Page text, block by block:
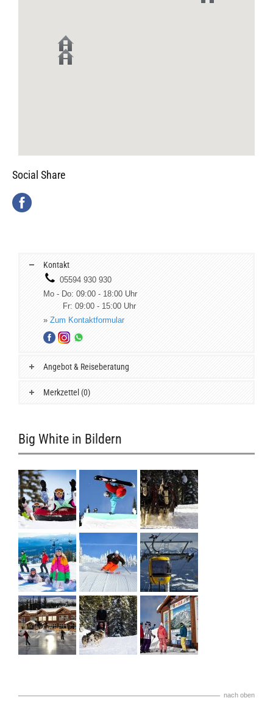
Social Share
Kontakt
05594 930 930
Mo - Do: 09:00 - 18:00 Uhr
Fr: 09:00 - 15:00 Uhr
» Zum Kontaktformular
Angebot & Reiseberatung
Merkzettel (0)
Big White in Bildern
nach oben